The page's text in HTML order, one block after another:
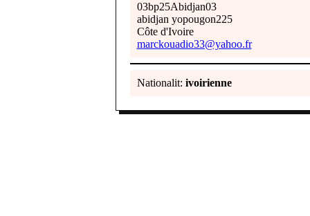
03bp25Abidjan03
abidjan yopougon225
Côte d'Ivoire
marckouadio33@yahoo.fr
Nationalit: ivoirienne